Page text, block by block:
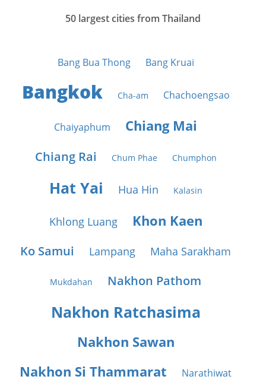
50 largest cities from Thailand
Bang Bua Thong Bang Kruai
Bangkok Cha-am Chachoengsao
Chaiyaphum Chiang Mai
Chiang Rai Chum Phae Chumphon
Hat Yai Hua Hin Kalasin
Khlong Luang Khon Kaen
Ko Samui Lampang Maha Sarakham
Mukdahan Nakhon Pathom
Nakhon Ratchasima
Nakhon Sawan
Nakhon Si Thammarat
Narathiwat